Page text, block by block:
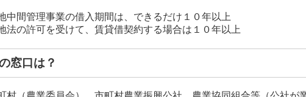
中間管理事業の借入期間は、できるだけ１０年以上
法の許可を受けて、賃貸借契約する場合は１０年以上
窓口は？